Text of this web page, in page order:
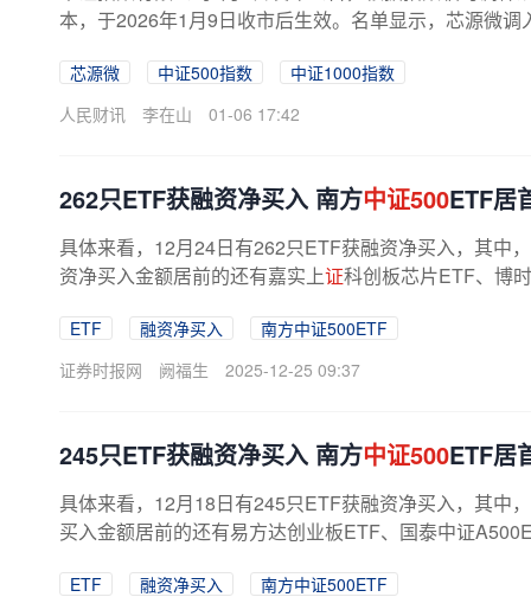
本，于2026年1月9日收市后生效。名单显示，芯源微调
芯源微 中证500指数
中证1000指数
人民财讯
李在山 01-06 17:42
262只ETF获融资净买入 南方中证500ETF居
具体来看，12月24日有262只ETF获融资净买入，其中
资净买入金额居前的还有嘉实上证科创板芯片ETF、博
ETF 融资净买入
南方中证500ETF
证券时报网
阙福生 2025-12-25 09:37
245只ETF获融资净买入 南方中证500ETF居
具体来看，12月18日有245只ETF获融资净买入，其中
买入金额居前的还有易方达创业板ETF、国泰中证
ETF 融资净买入
南方中证500ETF